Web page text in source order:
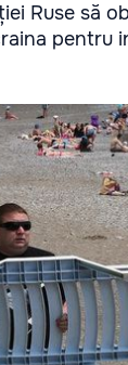
Ruse să
pentru